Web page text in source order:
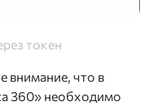
токен
внимание, что в
360» необходимо